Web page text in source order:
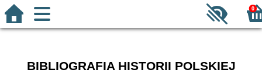
0
BIBLIOGRAFIA HISTORII POLSKIEJ